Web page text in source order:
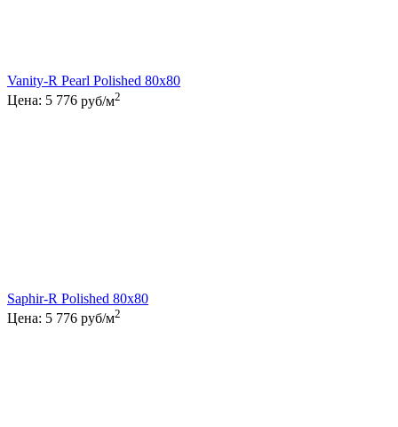
Vanity-R Pearl Polished 80x80
Цена: 5 776 руб/м2
Saphir-R Polished 80x80
Цена: 5 776 руб/м2